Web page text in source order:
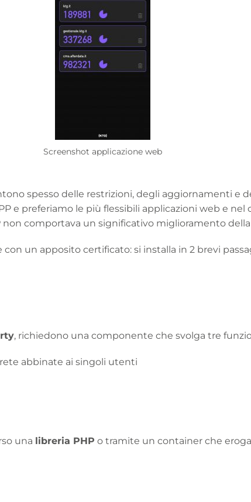
Screenshot applicazione web
spesso delle restrizioni, degli aggiornamenti e
e preferiamo le più flessibili applicazioni web e nel
comportava un significativo miglioramento della
con un apposito certificato: si installa in 2 brevi
, richiedono una componente che svolga tre
abbinate ai singoli utenti
una libreria PHP o tramite un container che